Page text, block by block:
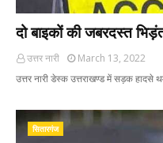
दो बाइकों की जबरदस्त
उत्तर नारी
March 13, 2022
उत्तर नारी डेस्क उत्तराखण्ड में सड़क
सितारगंज